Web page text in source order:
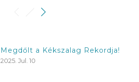
Megdőlt a Kékszalag Rekordja!
2025. Jul. 10